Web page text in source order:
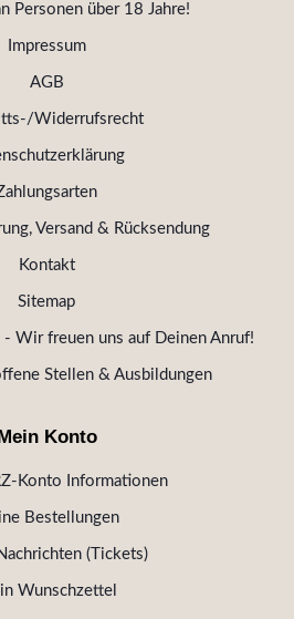
Personen über 18 Jahre!
Impressum
AGB
Widerrufsrecht
Versand & Rücksendung
Kontakt
Sitemap
- Wir freuen uns auf Deinen Anruf!
Stellen & Ausbildungen
Konto
Konto Informationen
Bestellungen
(Tickets)
Wunschzettel